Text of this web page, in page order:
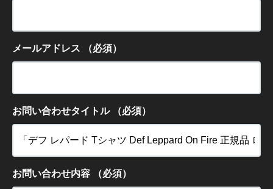
メールアドレス （必須）
お問い合わせタイトル （必須）
お問い合わせ内容 （必須）